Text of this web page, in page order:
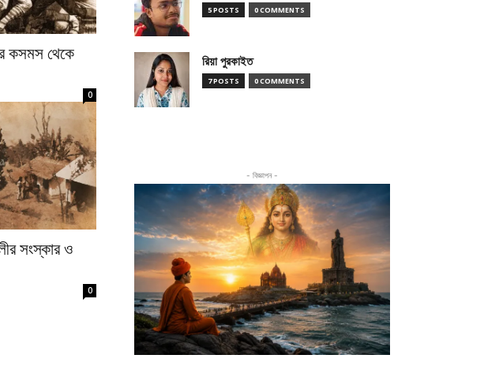
কসমস থেকে
0
সংস্কার ও
0
5 POSTS 0 COMMENTS
রিয়া পুরকাইত
7 POSTS 0 COMMENTS
- বিজ্ঞাপন -